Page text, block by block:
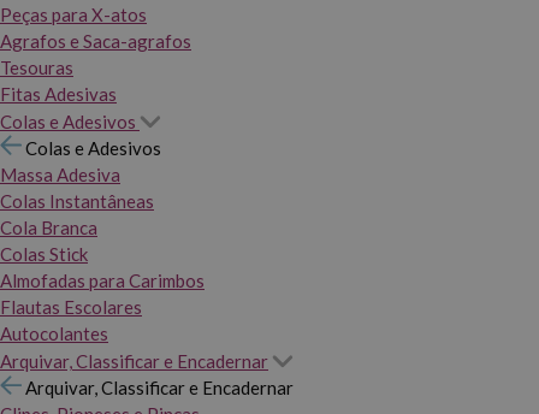
Peças para X-atos
Agrafos e Saca-agrafos
Tesouras
Fitas Adesivas
Colas e Adesivos
Colas e Adesivos
Massa Adesiva
Colas Instantâneas
Cola Branca
Colas Stick
Almofadas para Carimbos
Flautas Escolares
Autocolantes
Arquivar, Classificar e Encadernar
Arquivar, Classificar e Encadernar